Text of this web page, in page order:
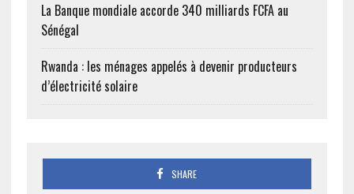
La Banque mondiale accorde 340 milliards FCFA au
Sénégal
Rwanda : les ménages appelés à devenir producteurs
d’électricité solaire
SHARE